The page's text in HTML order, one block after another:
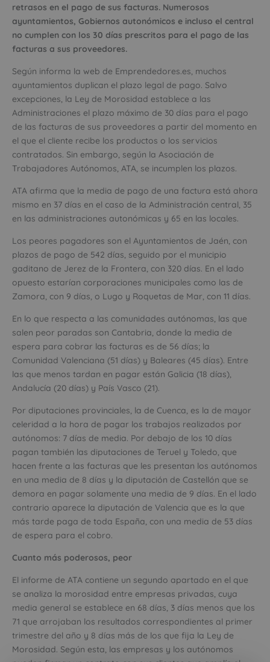
retrasos en el pago de sus facturas. Numerosos
ayuntamientos, Gobiernos autonómicos e incluso el central
no cumplen con los 30 días prescritos para el pago de las
facturas a sus proveedores.
Según informa la web de Emprendedores.es, muchos
ayuntamientos duplican el plazo legal de pago. Salvo
excepciones, la Ley de Morosidad establece a las
Administraciones el plazo máximo de 30 días para el pago
de las facturas de sus proveedores a partir del momento en
el que el cliente recibe los productos o los servicios
contratados. Sin embargo, según la Asociación de
Trabajadores Autónomos, ATA, se incumplen los plazos.
ATA afirma que la media de pago de una factura está ahora
mismo en 37 días en el caso de la Administración central, 35
en las administraciones autonómicas y 65 en las locales.
Los peores pagadores son el Ayuntamientos de Jaén, con
plazos de pago de 542 días, seguido por el municipio
gaditano de Jerez de la Frontera, con 320 días. En el lado
opuesto estarían corporaciones municipales como las de
Zamora, con 9 días, o Lugo y Roquetas de Mar, con 11 días.
En lo que respecta a las comunidades autónomas, las que
salen peor paradas son Cantabria, donde la media de
espera para cobrar las facturas es de 56 días; la
Comunidad Valenciana (51 días) y Baleares (45 días). Entre
las que menos tardan en pagar están Galicia (18 días),
Andalucía (20 días) y País Vasco (21).
Por diputaciones provinciales, la de Cuenca, es la de mayor
celeridad a la hora de pagar los trabajos realizados por
autónomos: 7 días de media. Por debajo de los 10 días
pagan también las diputaciones de Teruel y Toledo, que
hacen frente a las facturas que les presentan los autónomos
en una media de 8 días y la diputación de Castellón que se
demora en pagar solamente una media de 9 días. En el lado
contrario aparece la diputación de Valencia que es la que
más tarde paga de toda España, con una media de 53 días
de espera para el cobro.
Cuanto más poderosos, peor
El informe de ATA contiene un segundo apartado en el que
se analiza la morosidad entre empresas privadas, cuya
media general se establece en 68 días, 3 días menos que los
71 que arrojaban los resultados correspondientes al primer
trimestre del año y 8 días más de los que fija la Ley de
Morosidad. Según esta, las empresas y los autónomos